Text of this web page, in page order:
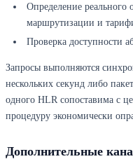
Определение реального
маршрутизации и
Проверка доступности
Запросы выполняются
нескольких секунд либо
одного HLR сопоставима с
процедуру экономически
Дополнительные